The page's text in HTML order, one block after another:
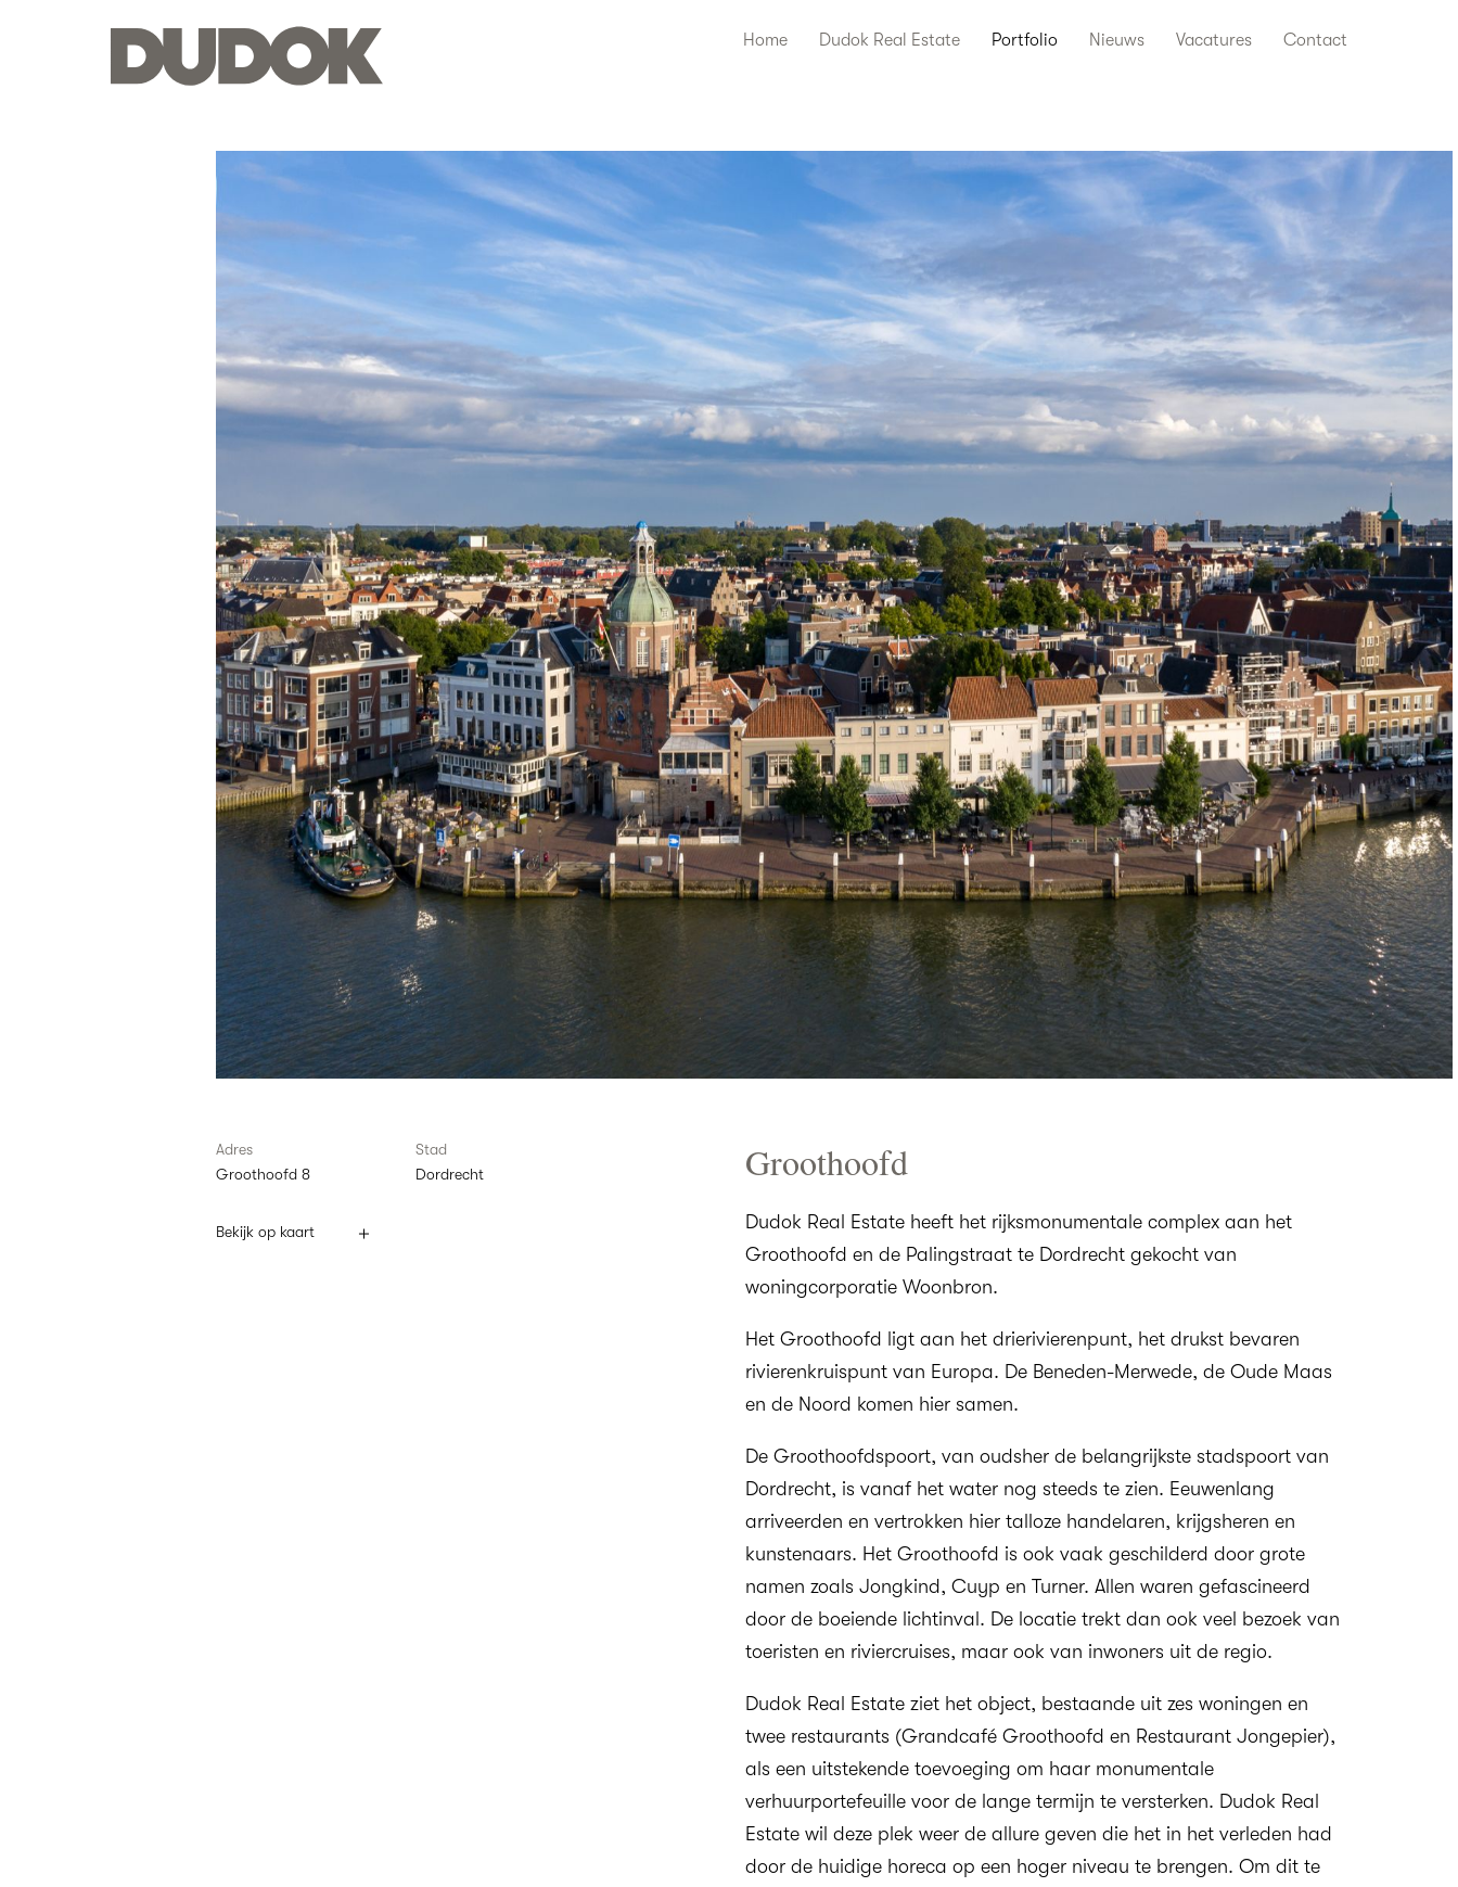
Home Dudok Real Estate Portfolio Nieuws Vacatures Contact
Groothoofd
Adres
Groothoofd 8
Stad
Dordrecht
Bekijk op kaart
Groothoofd
Dudok Real Estate heeft het rijksmonumentale complex aan het
Groothoofd en de Palingstraat te Dordrecht gekocht van
woningcorporatie Woonbron.
Het Groothoofd ligt aan het drierivierenpunt, het drukst bevaren
rivierenkruispunt van Europa. De Beneden-Merwede, de Oude Maas
en de Noord komen hier samen.
De Groothoofdspoort, van oudsher de belangrijkste stadspoort van
Dordrecht, is vanaf het water nog steeds te zien. Eeuwenlang
arriveerden en vertrokken hier talloze handelaren, krijgsheren en
kunstenaars. Het Groothoofd is ook vaak geschilderd door grote
namen zoals Jongkind, Cuyp en Turner. Allen waren gefascineerd
door de boeiende lichtinval. De locatie trekt dan ook veel bezoek van
toeristen en riviercruises, maar ook van inwoners uit de regio.
Dudok Real Estate ziet het object, bestaande uit zes woningen en
twee restaurants (Grandcafé Groothoofd en Restaurant Jongepier),
als een uitstekende toevoeging om haar monumentale
verhuurportefeuille voor de lange termijn te versterken. Dudok Real
Estate wil deze plek weer de allure geven die het in het verleden had
door de huidige horeca op een hoger niveau te brengen. Om dit te